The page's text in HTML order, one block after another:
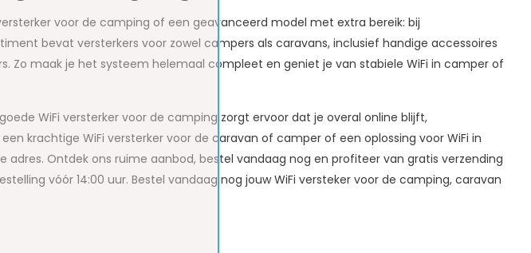
voor de camping of een geavanceerd model met extra bereik: bij
bevat versterkers voor zowel campers als caravans, inclusief handige accessoires
Zo maak je het systeem helemaal compleet en geniet je van stabiele WiFi in camper of
WiFi versterker voor de camping zorgt ervoor dat je overal online blijft,
krachtige WiFi versterker voor de caravan of camper of een oplossing voor WiFi in
adres. Ontdek ons ruime aanbod, bestel vandaag nog en profiteer van gratis verzending
vóór 14:00 uur. Bestel vandaag nog jouw WiFi versteker voor de camping, caravan